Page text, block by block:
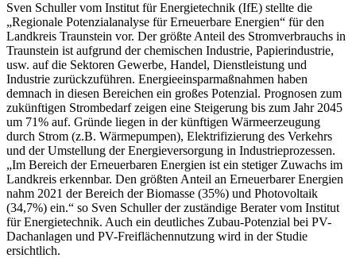
Sven Schuller vom Institut für Energietechnik (IfE) stellte die
„Regionale Potenzialanalyse für Erneuerbare Energien“ für den
Landkreis Traunstein vor. Der größte Anteil des Stromverbrauchs in
Traunstein ist aufgrund der chemischen Industrie, Papierindustrie,
usw. auf die Sektoren Gewerbe, Handel, Dienstleistung und
Industrie zurückzuführen. Energieeinsparmaßnahmen haben
demnach in diesen Bereichen ein großes Potenzial. Prognosen zum
zukünftigen Strombedarf zeigen eine Steigerung bis zum Jahr 2045
um 71% auf. Gründe liegen in der künftigen Wärmeerzeugung
durch Strom (z.B. Wärmepumpen), Elektrifizierung des Verkehrs
und der Umstellung der Energieversorgung in Industrieprozessen.
„Im Bereich der Erneuerbaren Energien ist ein stetiger Zuwachs im
Landkreis erkennbar. Den größten Anteil an Erneuerbarer Energien
nahm 2021 der Bereich der Biomasse (35%) und Photovoltaik
(34,7%) ein.“ so Sven Schuller der zuständige Berater vom Institut
für Energietechnik. Auch ein deutliches Zubau-Potenzial bei PV-
Dachanlagen und PV-Freiflächennutzung wird in der Studie
ersichtlich.